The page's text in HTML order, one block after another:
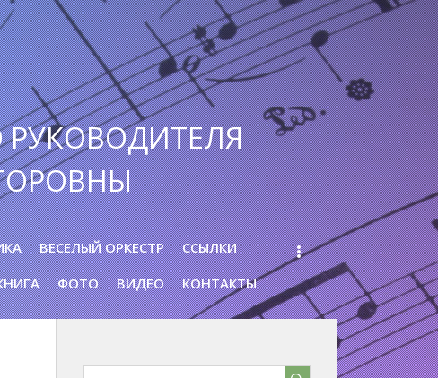
ВЕСЕЛЫЙ ОРКЕСТР
ССЫЛКИ
ФОТО ВИДЕО КОНТАКТЫ